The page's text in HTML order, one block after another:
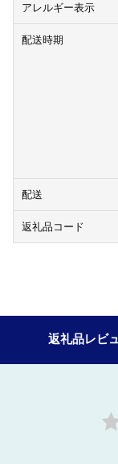
アレルギー表示
配送時期
配送
返礼品コード
返礼品レビ